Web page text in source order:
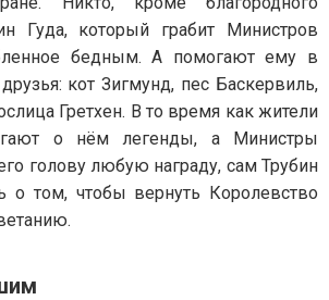
Гуда, который грабит Министров
бедным. А помогают ему в
кот Зигмунд, пес Баскервиль,
Гретхен. В то время как жители
о нём легенды, а Министры
голову любую награду, сам Трубин
о том, чтобы вернуть Королевство